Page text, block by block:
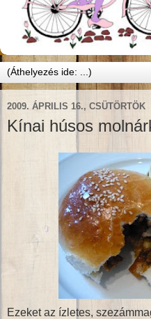
2009. ÁPRILIS 16., CSÜTÖRTÖK
Kínai húsos
Ezeket az ízletes,